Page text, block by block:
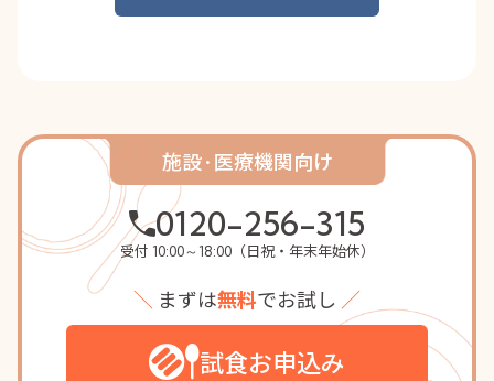
施設·医療機関向け
0120-256-315
受付 10:00～18:00（日祝・年末年始休）
＼ まずは無料でお試し ／
試食お申込み